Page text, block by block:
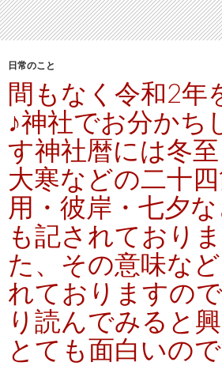
日常のこと
間もなく令和2年
♪神社でお分かち
す神社暦には冬至
大寒などの二十
用・彼岸・七夕
も記されており
た、その意味な
れておりますの
り読んでみると興
とても面白いの